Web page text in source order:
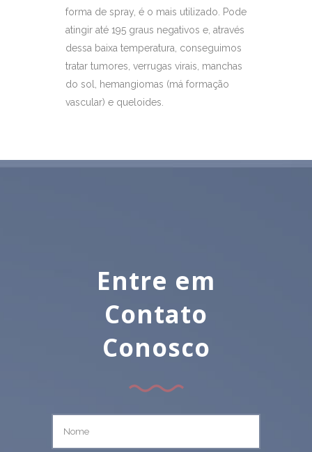
forma de spray, é o mais utilizado. Pode
atingir até 195 graus negativos e, através
dessa baixa temperatura, conseguimos
tratar tumores, verrugas virais, manchas
do sol, hemangiomas (má formação
vascular) e queloides.
Entre em
Contato
Conosco